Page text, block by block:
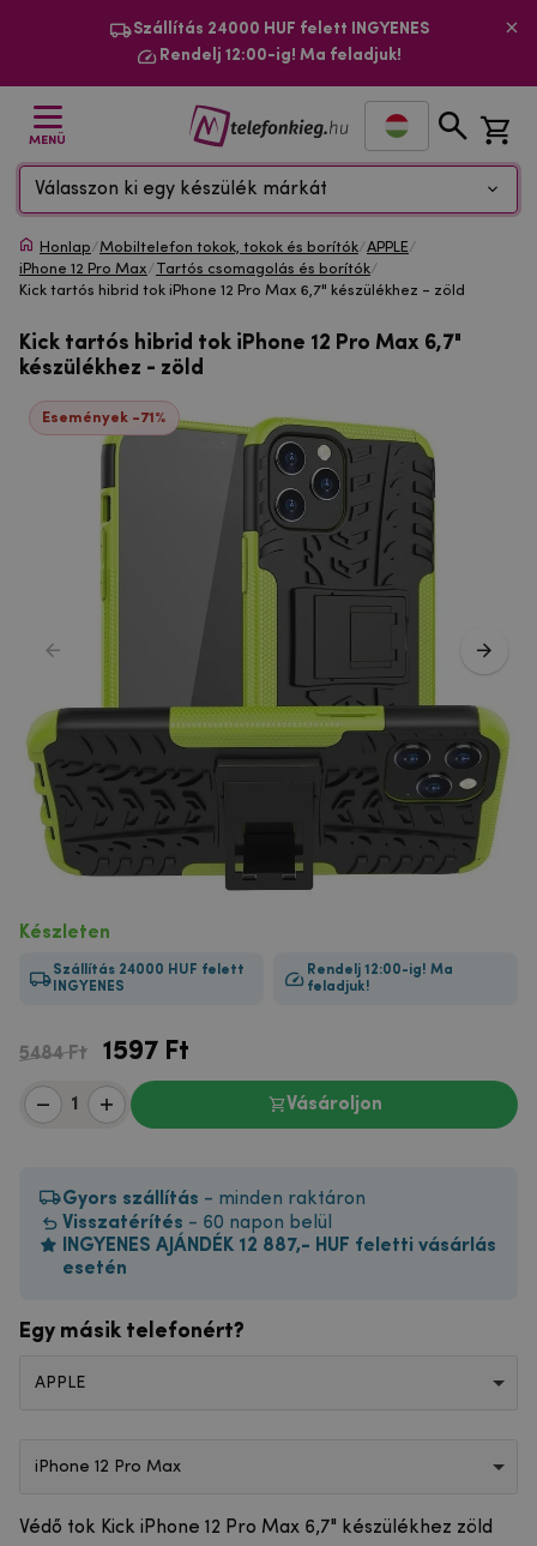
Szállítás 24000 HUF felett INGYENES
Rendelj 12:00-ig! Ma feladjuk!
MENÜ
Válasszon ki egy készülék márkát
Honlap/Mobiltelefon tokok, tokok és borítók/APPLE/
iPhone 12 Pro Max/Tartós csomagolás és borítók/
Kick tartós hibrid tok iPhone 12 Pro Max 6,7" készülékhez - zöld
Kick tartós hibrid tok iPhone 12 Pro Max 6,7"
készülékhez - zöld
Események -71%
Készleten
Szállítás 24000 HUF felett
INGYENES
Rendelj 12:00-ig! Ma
feladjuk!
5484 Ft 1597 Ft
Vásároljon
Gyors szállítás - minden raktáron
Visszatérítés - 60 napon belül
INGYENES AJÁNDÉK 12 887,- HUF feletti vásárlás
esetén
Egy másik telefonért?
APPLE
iPhone 12 Pro Max
Védő tok Kick iPhone 12 Pro Max 6,7" készülékhez zöld